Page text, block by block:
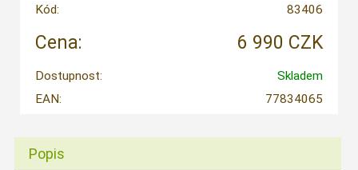
Kód: 83406
Cena: 6 990 CZK
Dostupnost:
Skladem
EAN:
77834065
Popis